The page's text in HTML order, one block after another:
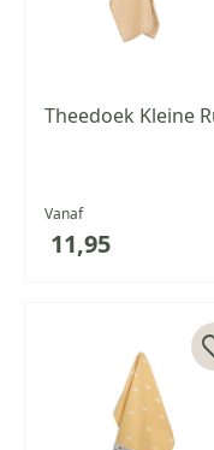
Theedoek Kleine
Vanaf
11,95